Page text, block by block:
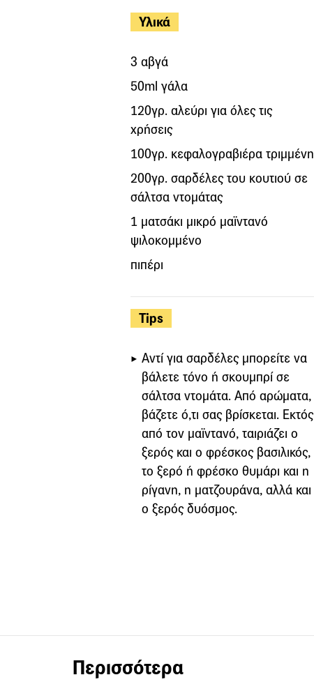
Υλικά
3 αβγά
50ml γάλα
120γρ. αλεύρι για όλες τις
χρήσεις
100γρ. κεφαλογραβιέρα τριμμένη
200γρ. σαρδέλες του κουτιού σε
σάλτσα ντομάτας
1 ματσάκι μικρό μαϊντανό
ψιλοκομμένο
πιπέρι
Tips
Αντί για σαρδέλες μπορείτε να
βάλετε τόνο ή σκουμπρί σε
σάλτσα ντομάτα. Από αρώματα,
βάζετε ό,τι σας βρίσκεται. Εκτός
από τον μαϊντανό, ταιριάζει ο
ξερός και ο φρέσκος βασιλικός,
το ξερό ή φρέσκο θυμάρι και η
ρίγανη, η ματζουράνα, αλλά και
ο ξερός δυόσμος.
Περισσότερα